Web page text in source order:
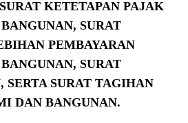
KETETAPAN PAJAK
SURAT
PEMBAYARAN
SURAT
SERTA SURAT TAGIHAN
DAN BANGUNAN.